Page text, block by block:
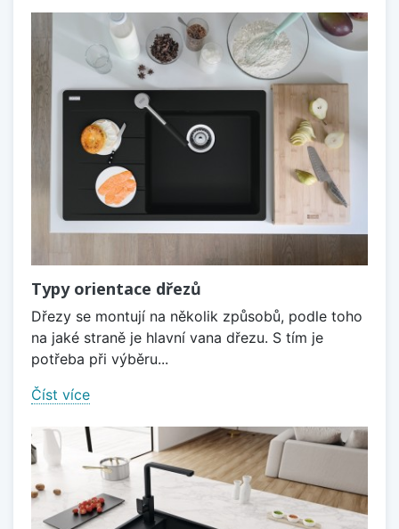
Typy orientace dřezů
Dřezy se montují na několik způsobů, podle toho
na jaké straně je hlavní vana dřezu. S tím je
potřeba při výběru...
Číst více